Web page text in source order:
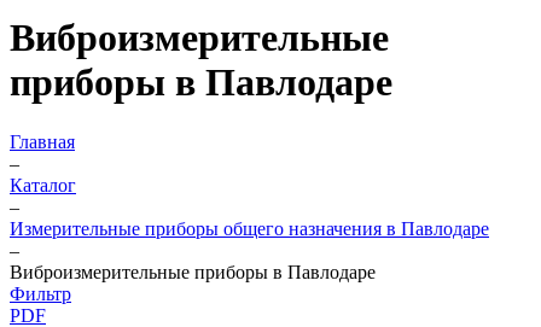
Виброизмерительные
приборы в Павлодаре
Главная
–
Каталог
–
Измерительные приборы общего назначения в Павлодаре
–
Виброизмерительные приборы в Павлодаре
Фильтр
PDF